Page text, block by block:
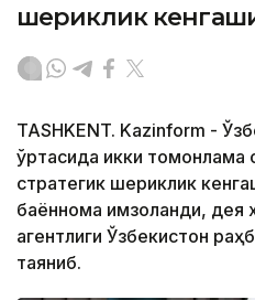
шериклик
TASHKENT. Kazinform -
ўртасида икки томонлама
стратегик шериклик
баённома имзоланди, дея
агентлиги Ўзбекистон
таяниб.